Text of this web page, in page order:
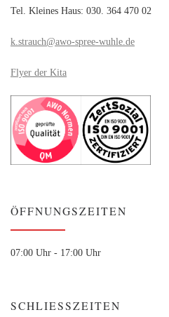
Tel. Kleines Haus: 030. 364 470 02
k.strauch@awo-spree-wuhle.de
Flyer der Kita
ÖFFNUNGSZEITEN
07:00 Uhr - 17:00 Uhr
SCHLIESSZEITEN